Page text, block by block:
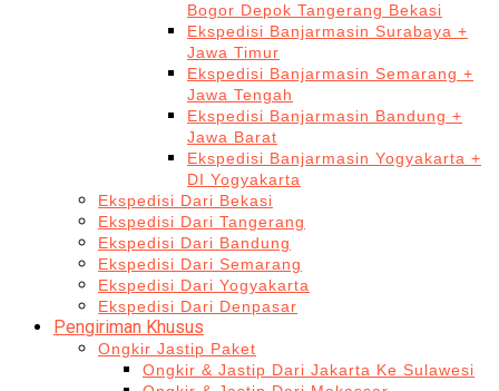
Bogor Depok Tangerang Bekasi
Ekspedisi Banjarmasin Surabaya +
Jawa Timur
Ekspedisi Banjarmasin Semarang +
Jawa Tengah
Ekspedisi Banjarmasin Bandung +
Jawa Barat
Ekspedisi Banjarmasin Yogyakarta +
DI Yogyakarta
Ekspedisi Dari Bekasi
Ekspedisi Dari Tangerang
Ekspedisi Dari Bandung
Ekspedisi Dari Semarang
Ekspedisi Dari Yogyakarta
Ekspedisi Dari Denpasar
Pengiriman Khusus
Ongkir Jastip Paket
Ongkir & Jastip Dari Jakarta Ke Sulawesi